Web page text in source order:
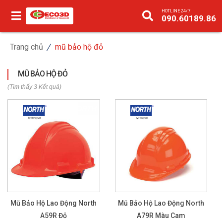
HOTLINE 24/7
090.60189.86
Trang chủ mũ bảo hộ đỏ
MŨ BẢO HỘ ĐỎ
(Tìm thấy 3 Kết quả)
Mũ Bảo Hộ Lao Động North
A59R Đỏ
Mũ Bảo Hộ Lao Động North
A79R Màu Cam